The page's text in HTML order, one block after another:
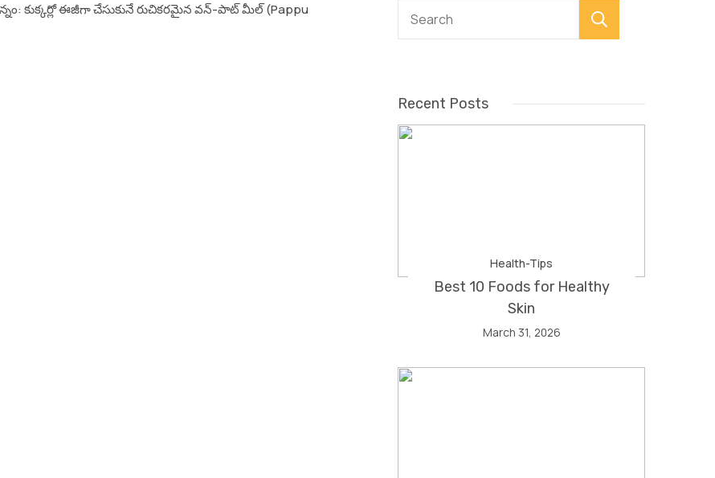
కుక్కర్లో ఈజీగా చేసుకునే రుచికరమైన వన్-పాట్ మీల్ (Pappu
Recent Posts
Health-Tips
Best 10 Foods for Healthy
Skin
March 31, 2026